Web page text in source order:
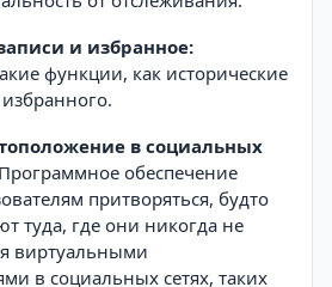
и избранное:
функции, как исторические
в социальных
Программное обеспечение
притворяться, будто
туда, где они никогда не
виртуальными
в социальных сетях, таких